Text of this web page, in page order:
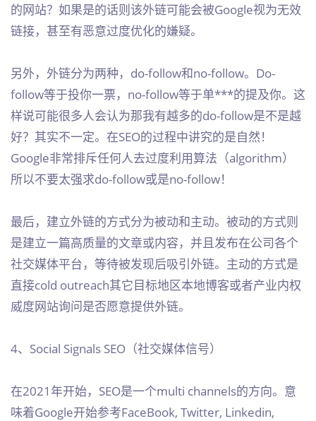
的网站？如果是的话则该外链可能会被Google视为无效
链接，甚至有恶意过度优化的嫌疑。
另外，外链分为两种，do-follow和no-follow。Do-
follow等于投你一票，no-follow等于单***的提及你。这
样说可能很多人会认为那我有越多的do-follow是不是越
好？其实不一定。在SEO的过程中讲究的是自然！
Google非常排斥任何人去过度利用算法（algorithm）
所以不要太强求do-follow或是no-follow！
最后，建立外链的方式分为被动和主动。被动的方式则
是建立一篇高质量的文章或内容，并且发布在公司各个
社交媒体平台，等待被发现后吸引外链。主动的方式是
直接cold outreach其它目标地区本地博客或者产业内权
威度网站询问是否愿意提供外链。
4、Social Signals SEO（社交媒体信号）
在2021年开始，SEO是一个multi channels的方向。意
味着Google开始参考FaceBook, Twitter, Linkedin,